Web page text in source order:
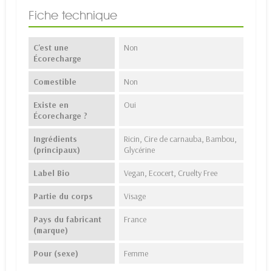
Fiche technique
C'est une
Écorecharge
Non
Comestible Non
Existe en
Écorecharge ?
Oui
Ingrédients
(principaux)
Ricin, Cire de carnauba, Bambou,
Glycérine
Label Bio Vegan, Ecocert, Cruelty Free
Partie du corps Visage
Pays du fabricant
(marque)
France
Pour (sexe) Femme